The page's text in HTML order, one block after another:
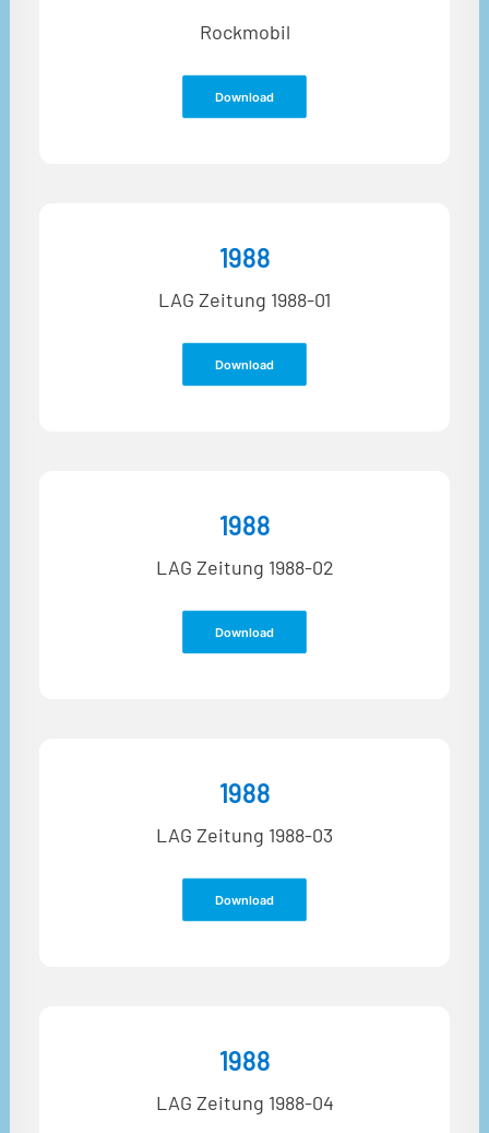
Rockmobil
Download
1988
LAG Zeitung 1988-01
Download
1988
LAG Zeitung 1988-02
Download
1988
LAG Zeitung 1988-03
Download
1988
LAG Zeitung 1988-04